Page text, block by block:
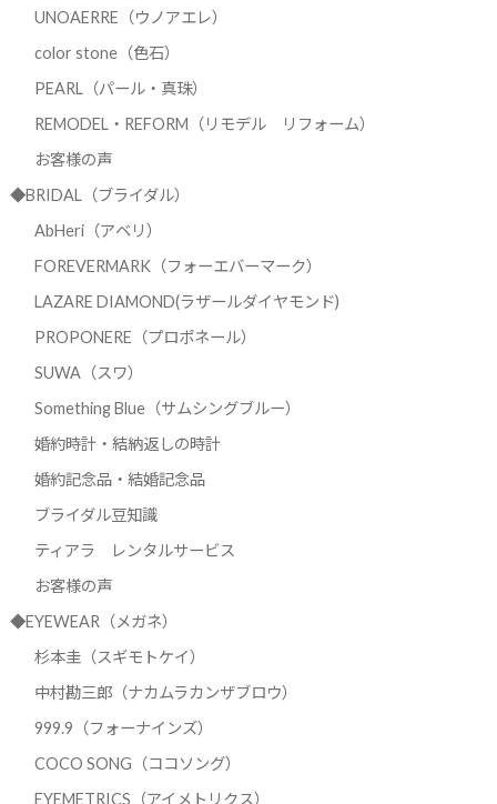
UNOAERRE（ウノアエレ）
color stone（色石）
PEARL（パール・真珠）
REMODEL・REFORM（リモデル リフォーム）
お客様の声
◆BRIDAL（ブライダル）
AbHeri（アベリ）
FOREVERMARK（フォーエバーマーク）
LAZARE DIAMOND(ラザールダイヤモンド)
PROPONERE（プロポネール）
SUWA（スワ）
Something Blue（サムシングブルー）
婚約時計・結納返しの時計
婚約記念品・結婚記念品
ブライダル豆知識
ティアラ レンタルサービス
お客様の声
◆EYEWEAR（メガネ）
杉本圭（スギモトケイ）
中村勘三郎（ナカムラカンザブロウ）
999.9（フォーナインズ）
COCO SONG（ココソング）
EYEMETRICS（アイメトリクス）